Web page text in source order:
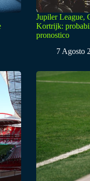
Jupiler League,
Kortrijk:
pronostico
7 Agosto